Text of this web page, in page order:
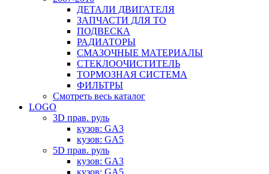
ДЕТАЛИ ДВИГАТЕЛЯ
ЗАПЧАСТИ ДЛЯ ТО
ПОДВЕСКА
РАДИАТОРЫ
СМАЗОЧНЫЕ МАТЕРИАЛЫ
СТЕКЛООЧИСТИТЕЛЬ
ТОРМОЗНАЯ СИСТЕМА
ФИЛЬТРЫ
Смотреть весь каталог
LOGO
3D прав. руль
кузов: GA3
кузов: GA5
5D прав. руль
кузов: GA3
кузов: GA5